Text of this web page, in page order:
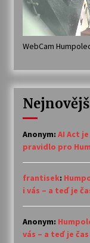
WebCam
Anonym: AI Act
pravidlo pro
frantisek:
i vás – a teď je
Anonym:
vás – a teď je